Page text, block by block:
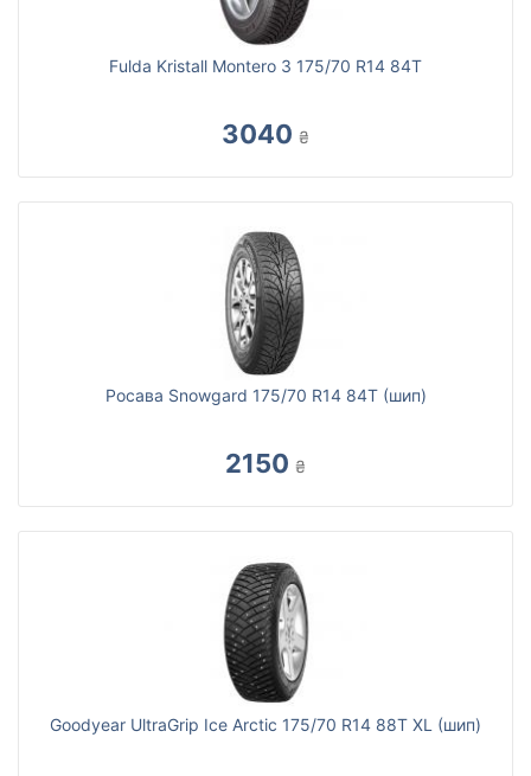
Fulda Kristall Montero 3 175/70 R14 84T
3040 ₴
Росава Snowgard 175/70 R14 84T (шип)
2150 ₴
Goodyear UltraGrip Ice Arctic 175/70 R14 88T XL (шип)